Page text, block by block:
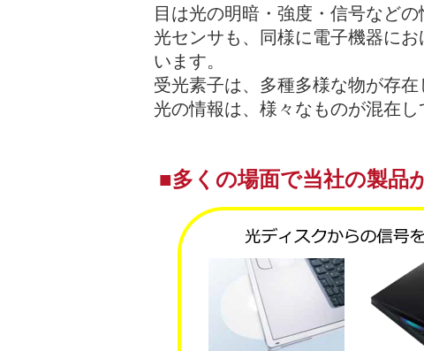
目は光の明暗・強度・信号など
光センサも、同様に電子機器に
います。
受光素子は、多種多様な物が存
光の情報は、様々なものが混在
■多くの場面で当社の製品